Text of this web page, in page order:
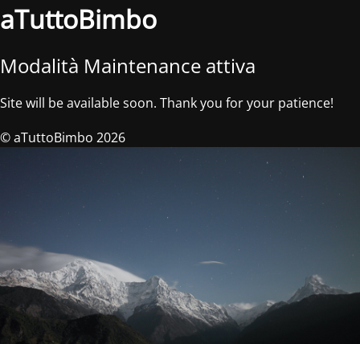
aTuttoBimbo
Modalità Maintenance attiva
Site will be available soon. Thank you for your patience!
© aTuttoBimbo 2026